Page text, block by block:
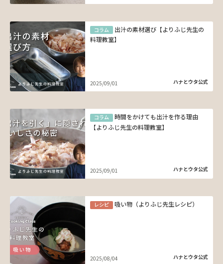
コラム
出汁の素材選び【よりふじ先生の
料理教室】
2025/09/01 ハナとウタ公式
コラム
時間をかけても出汁を作る理由
【よりふじ先生の料理教室】
2025/09/01 ハナとウタ公式
レシピ 吸い物（よりふじ先生レシピ）
2025/08/04 ハナとウタ公式